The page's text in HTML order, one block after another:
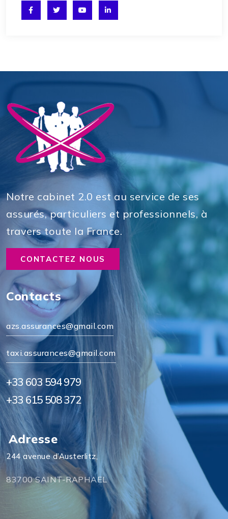
Notre cabinet 2.0 est au service de ses
assurés, particuliers et professionnels, à
travers toute la France.
CONTACTEZ NOUS
Contacts
azs.assurances@gmail.com
taxi.assurances@gmail.com
+33 603 594 979
+33 615 508 372
Adresse
244 avenue d’Austerlitz,
83700 SAINT-RAPHAEL